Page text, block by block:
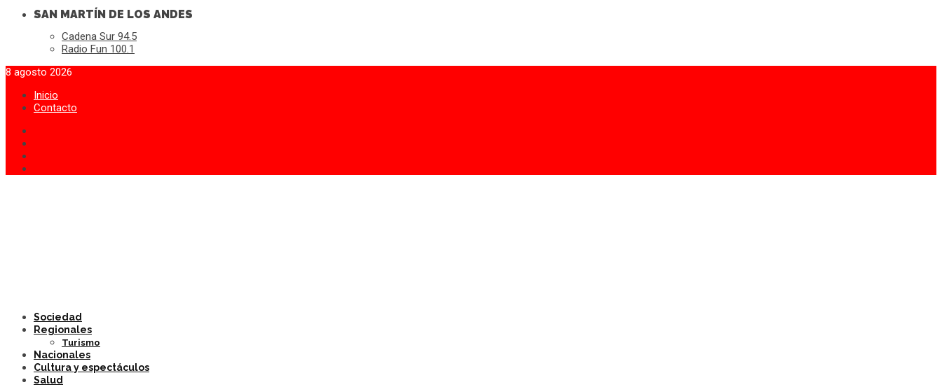
SAN MARTÍN DE LOS ANDES
Cadena Sur 94.5
Radio Fun 100.1
8 agosto 2026
Inicio
Contacto
Sociedad
Regionales
Turismo
Nacionales
Cultura y espectáculos
Salud